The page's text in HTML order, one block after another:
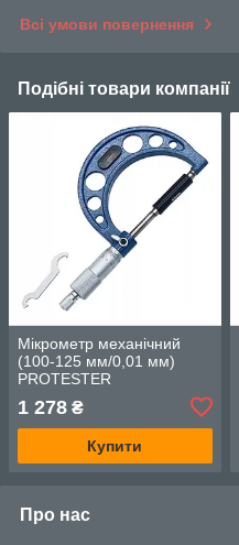
Всі умови повернення
Подібні товари компанії
Мікрометр механічний
(100-125 мм/0,01 мм)
PROTESTER
1 278 ₴
Купити
Про нас